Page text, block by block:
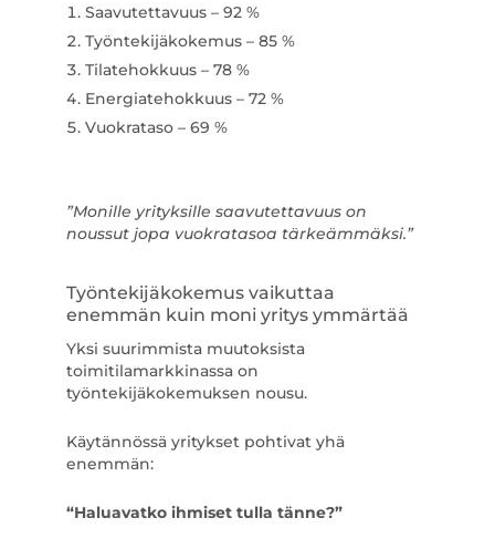
Saavutettavuus – 92 %
Työntekijäkokemus – 85 %
Tilatehokkuus – 78 %
Energiatehokkuus – 72 %
Vuokrataso – 69 %
”Monille yrityksille saavutettavuus on
noussut jopa vuokratasoa tärkeämmäksi.”
Työntekijäkokemus vaikuttaa
enemmän kuin moni yritys ymmärtää
Yksi suurimmista muutoksista
toimitilamarkkinassa on
työntekijäkokemuksen nousu.
Käytännössä yritykset pohtivat yhä
enemmän:
“Haluavatko ihmiset tulla tänne?”